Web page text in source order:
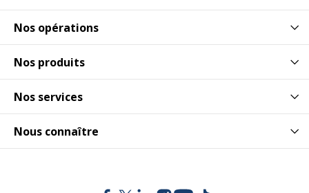
Nos opérations
Nos produits
Nos services
Nous connaître